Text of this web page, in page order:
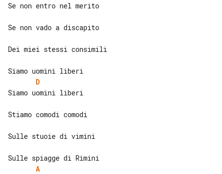
Se non entro nel merito
Se non vado a discapito
Dei miei stessi consimili
D
Siamo uomini liberi
Stiamo comodi comodi
Sulle stuoie di vimini
A